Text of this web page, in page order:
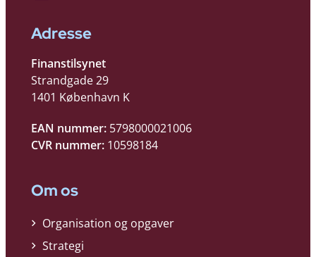
Adresse
Finanstilsynet
Strandgade 29
1401 København K
EAN nummer: 5798000021006
CVR nummer: 10598184
Om os
Organisation og opgaver
Strategi